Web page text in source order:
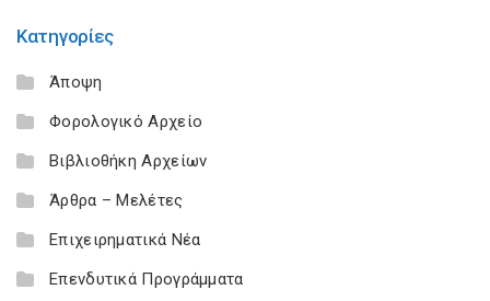
Κατηγορίες
Άποψη
Φορολογικό Αρχείο
Βιβλιοθήκη Αρχείων
Άρθρα – Μελέτες
Επιχειρηματικά Νέα
Επενδυτικά Προγράμματα